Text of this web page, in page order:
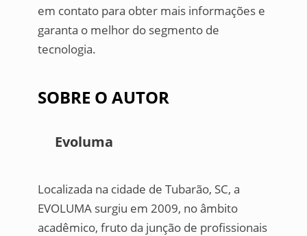
em contato para obter mais informações e
garanta o melhor do segmento de
tecnologia.
SOBRE O AUTOR
Evoluma
Localizada na cidade de Tubarão, SC, a
EVOLUMA surgiu em 2009, no âmbito
acadêmico, fruto da junção de profissionais